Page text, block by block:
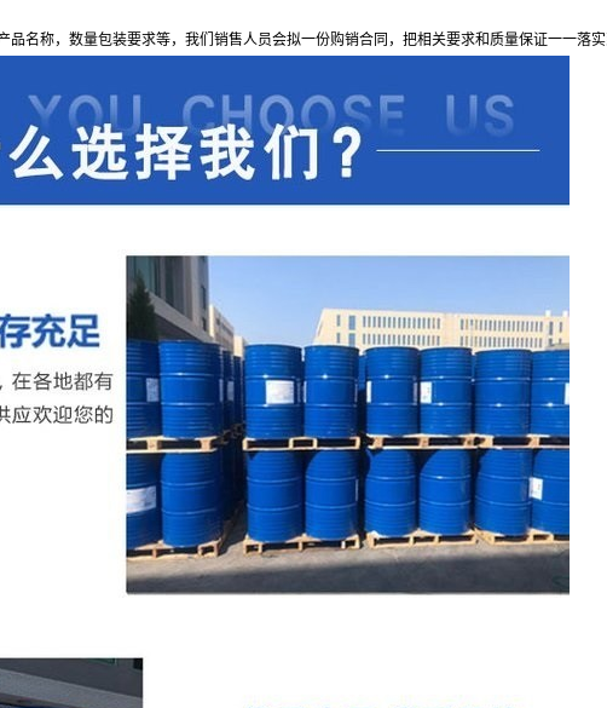
名称，数量包装要求等，我们销售人员会拟一份购销合同，把相关要求和质量保证一一落